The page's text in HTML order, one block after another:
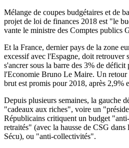
Mélange de coupes budgétaires et de
projet de loi de finances 2018 est "le
vante le ministre des Comptes publics
Et la France, dernier pays de la zone
excessif avec l'Espagne, doit
s'ancrer sous la barre des 3% de
l'Economie Bruno Le Maire. Un
brut est promis pour 2018, après 2,9%
Depuis plusieurs semaines, la gauche
"cadeaux aux riches", voire un
Républicains critiquent un budget
retraités" (avec la hausse de CSG
Sécu), ou "anti-collectivités".